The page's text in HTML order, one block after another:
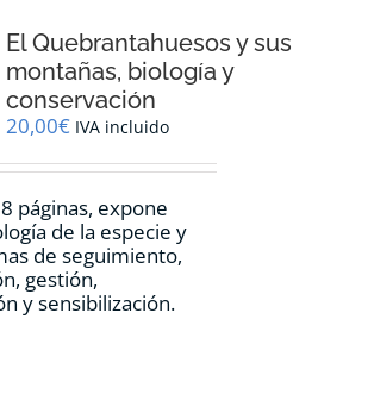
El Quebrantahuesos y sus
montañas, biología y
conservación
20,00€ IVA incluido
páginas, expone
de la especie y
de seguimiento,
gestión,
y sensibilización.